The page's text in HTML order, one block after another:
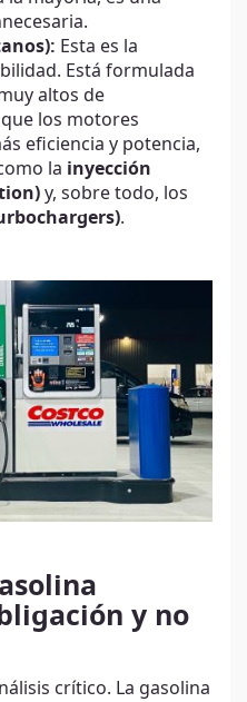
Esta es la
Está formulada
altos de
los motores
eficiencia y potencia,
la inyección
y, sobre todo, los
.
y no
crítico. La gasolina